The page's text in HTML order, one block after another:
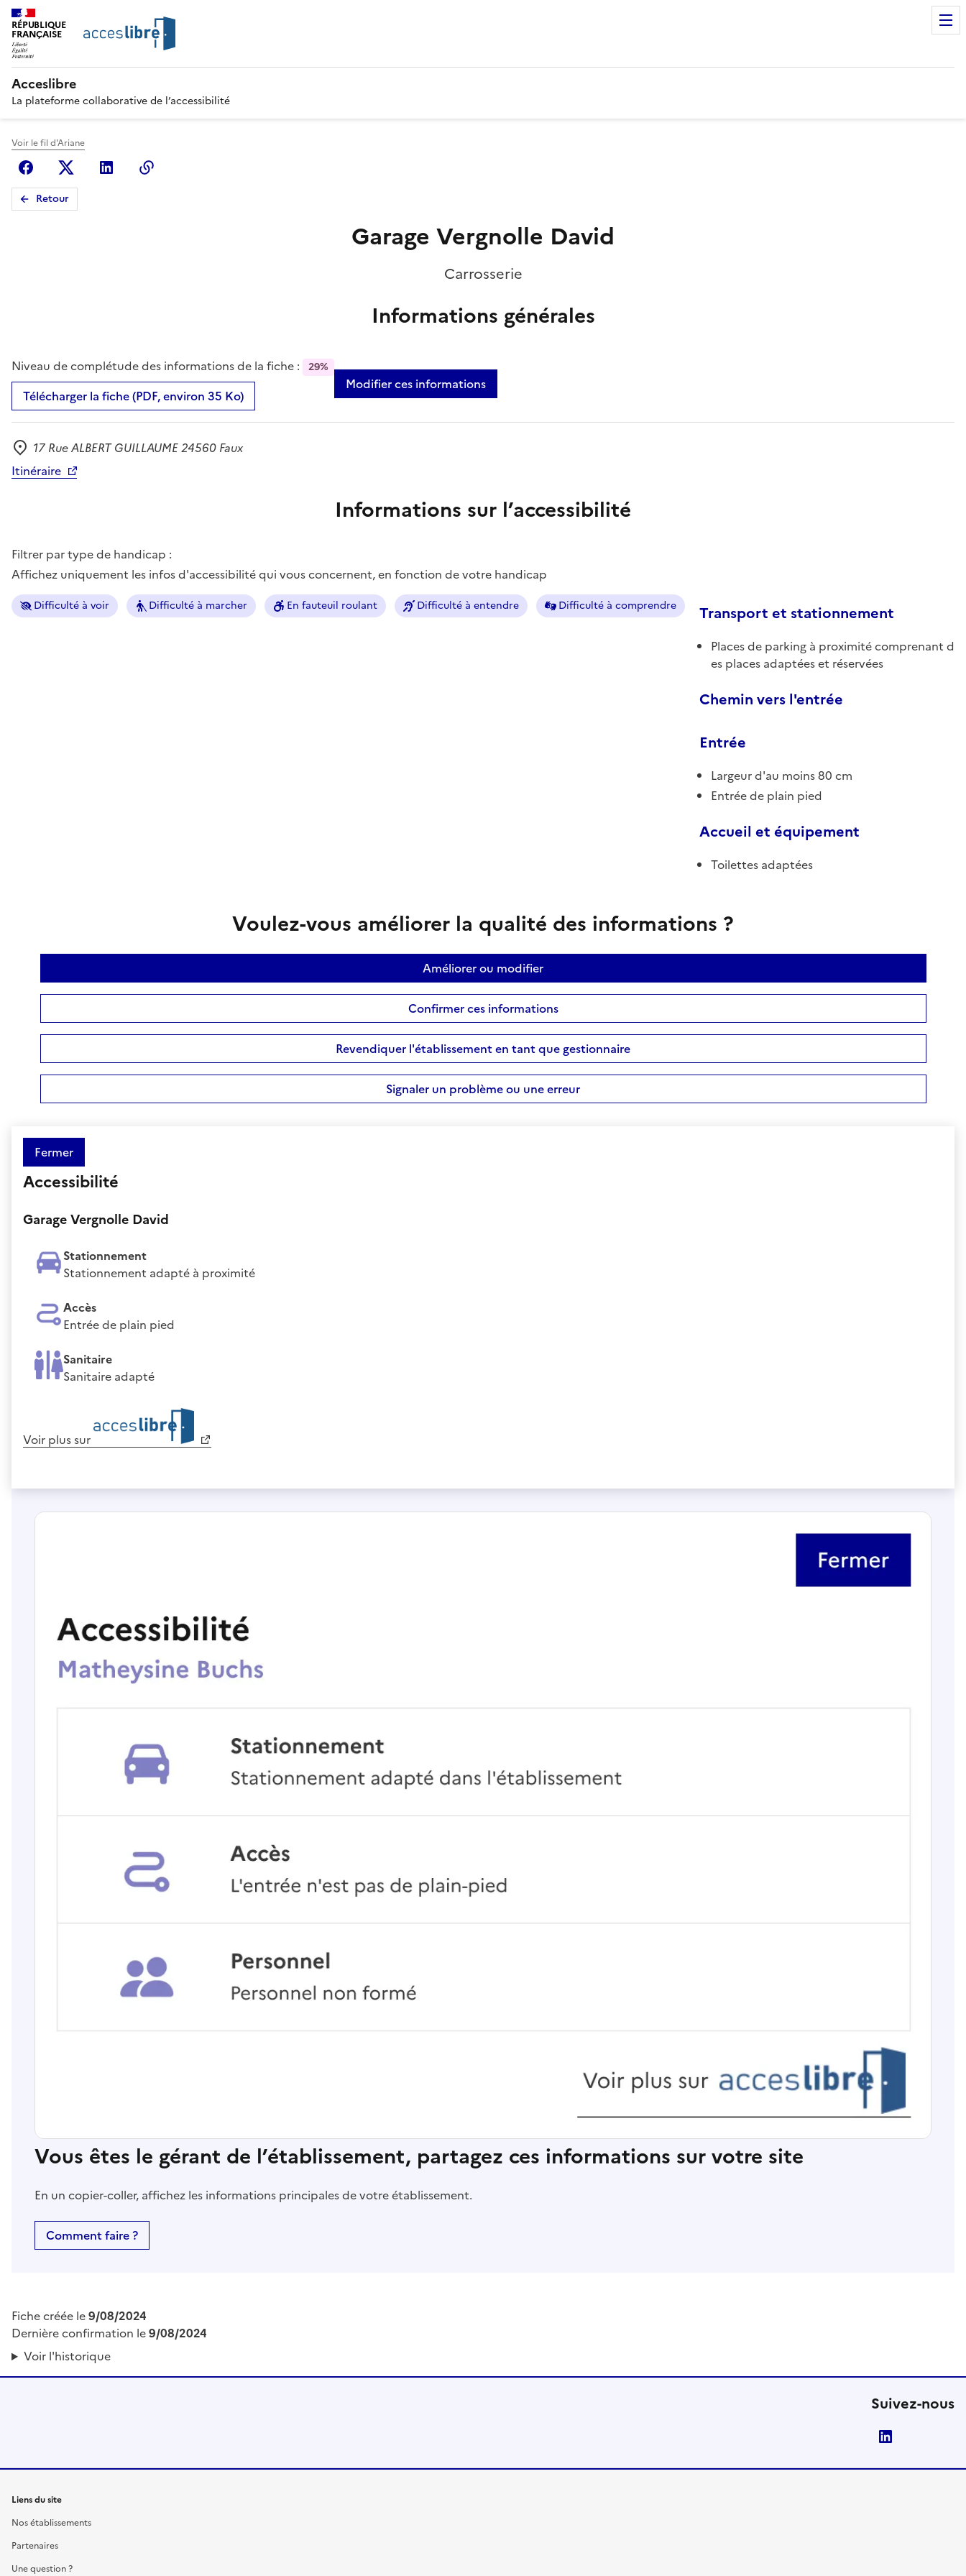
RÉPUBLIQUE
FRANÇAISE
Acceslibre
La plateforme collaborative de l’accessibilité
Voir le fil d'Ariane
FacebookX (anciennement Twitter)
Linkedin
Retour
Garage Vergnolle David
Carrosserie
Informations générales
Niveau de complétude des informations de la fiche : 29%
Télécharger la fiche (PDF, environ 35 Ko)
Modifier ces informations
Adresse
17 Rue ALBERT GUILLAUME 24560 Faux
Itinéraire
Informations sur l’accessibilité
Filtrer par type de handicap :
Affichez uniquement les infos d'accessibilité qui vous concernent, en fonction de votre handicap
Difficulté à voir Difficulté à marcher En fauteuil roulant Difficulté à entendre Difficulté à comprendre Transport et stationnement
Places de parking à proximité comprenant d
es places adaptées et réservées
Chemin vers l'entrée
Entrée
Largeur d'au moins 80 cm
Entrée de plain pied
Accueil et équipement
Toilettes adaptées
Voulez-vous améliorer la qualité des informations ?
Améliorer ou modifier
Confirmer ces informations
Revendiquer l'établissement en tant que gestionnaire
Signaler un problème ou une erreur
Fermer
Accessibilité
Garage Vergnolle David
Stationnement
Stationnement adapté à proximité
Accès
Entrée de plain pied
Sanitaire
Sanitaire adapté
Voir plus sur
Vous êtes le gérant de l’établissement, partagez ces informations sur votre site
En un copier-coller, affichez les informations principales de votre établissement.
Comment faire ?
Fiche créée le9/08/2024
Dernière confirmation le9/08/2024
Voir l'historique
Suivez-nous
Liens du site
Nos établissements
Partenaires
Une question ?